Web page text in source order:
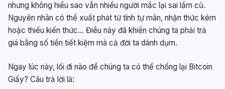
nhưng không hiểu sao vẫn nhiều người mắc lại sai lầm cũ.
Nguyên nhân có thể xuất phát từ tính tự mãn, nhận thức kém
hoặc thiếu kiến thức… Điều này đã khiến chúng ta phải trả
giá bằng số tiền tiết kiệm mà cả đời ta dành dụm.
Ngay lúc này, lối đi nào để chúng ta có thể chống lại Bitcoin
Giấy? Câu trả lời là: